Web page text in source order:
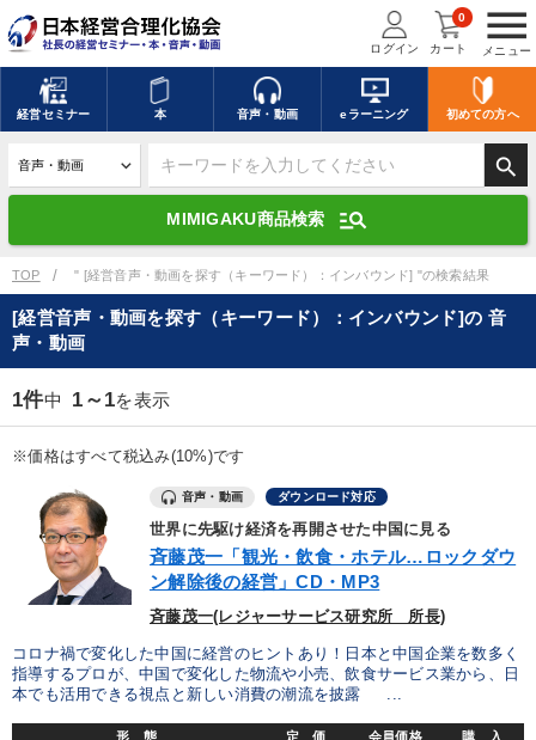
menu
メニュー
ログイン カート
0
経営セミナー 本 音声・動画 eラーニング 初めての方へ
search
MIMIGAKU商品検索 manage_search
キーワードを入力して探す
デジタル版対応のみ検索結果に表示する
search 上記の条件で検索
mic 講演収録物を探す
全国経営者セミナー講演収録物（全1315タイトル）からお探しいただけ
ます
優秀各社の智恵と戦略 事業家のロマンと経営
若手異才経営者の発想
リーダーの器量を学ぶ
テーマ
TOP " [経営音声・動画を探す（キーワード）：インバウンド] "の検索結果
[経営音声・動画を探す（キーワード）：インバウンド]の 音
声・動画
1件中 1～1を表示
※価格はすべて税込み(10%)です
音声・動画 ダウンロード対応
世界に先駆け経済を再開させた中国に見る
斉藤茂一「観光・飲食・ホテル…ロックダウ
ン解除後の経営」CD・MP3
斉藤茂一(レジャーサービス研究所 所長)
コロナ禍で変化した中国に経営のヒントあり！日本と中国企業を数多く
指導するプロが、中国で変化した物流や小売、飲食サービス業から、日
本でも活用できる視点と新しい消費の潮流を披露 ...
形 態 定 価 会員価格 購 入